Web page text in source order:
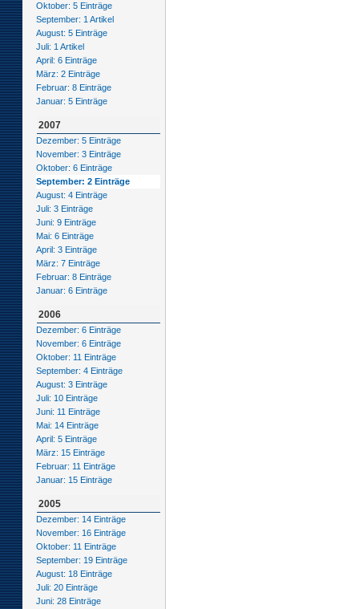
Oktober: 5 Einträge
September: 1 Artikel
August: 5 Einträge
Juli: 1 Artikel
April: 6 Einträge
März: 2 Einträge
Februar: 8 Einträge
Januar: 5 Einträge
2007
Dezember: 5 Einträge
November: 3 Einträge
Oktober: 6 Einträge
September: 2 Einträge
August: 4 Einträge
Juli: 3 Einträge
Juni: 9 Einträge
Mai: 6 Einträge
April: 3 Einträge
März: 7 Einträge
Februar: 8 Einträge
Januar: 6 Einträge
2006
Dezember: 6 Einträge
November: 6 Einträge
Oktober: 11 Einträge
September: 4 Einträge
August: 3 Einträge
Juli: 10 Einträge
Juni: 11 Einträge
Mai: 14 Einträge
April: 5 Einträge
März: 15 Einträge
Februar: 11 Einträge
Januar: 15 Einträge
2005
Dezember: 14 Einträge
November: 16 Einträge
Oktober: 11 Einträge
September: 19 Einträge
August: 18 Einträge
Juli: 20 Einträge
Juni: 28 Einträge